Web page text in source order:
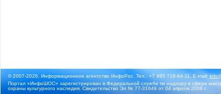
© 2007-2026, Информационное агентство ИнфоРос. Тел.: +7 495 718-84-11, E-mail:
Портал «ИнфоШОС» зарегистрирован в Федеральной службе по надзору в сфере
охраны культурного наследия. Свидетельство Эл № 77-31649 от 04 апреля 2008 г.